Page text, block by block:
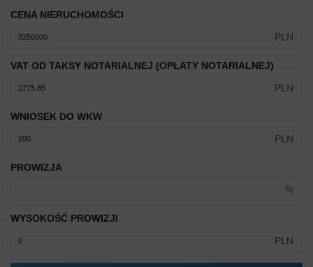
CENA NIERUCHOMOŚCI
PLN
VAT OD TAKSY NOTARIALNEJ (OPŁATY NOTARIALNEJ)
PLN
WNIOSEK DO WKW
PLN
PROWIZJA
%
WYSOKOŚĆ PROWIZJI
PLN